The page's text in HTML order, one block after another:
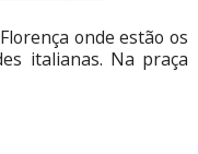
onde estão os
italianas. Na praça